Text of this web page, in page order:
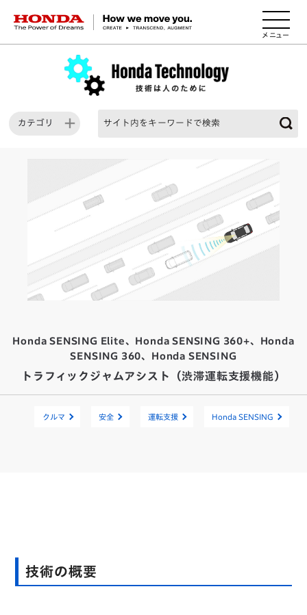
HONDA The Power of Dreams
カテゴリ
Honda SENSING Elite、Honda SENSING 360+、Honda
SENSING 360、Honda SENSING
トラフィックジャムアシスト（渋滞運転支援機能）
クルマ 安全 運転支援 Honda SENSING
技術の概要